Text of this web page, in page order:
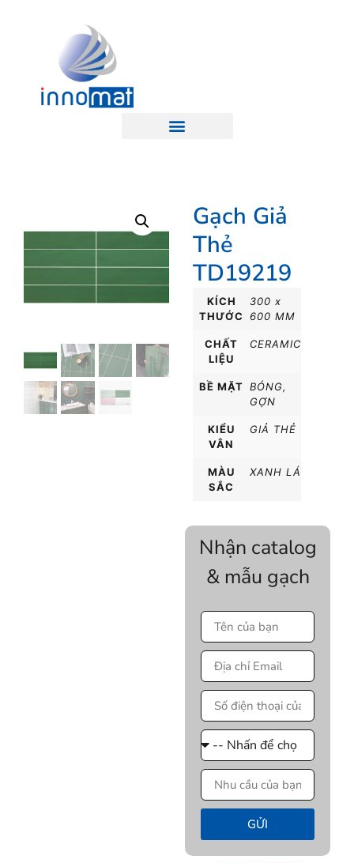
Gạch Giả
Thẻ
TD19219
KÍCH
THƯỚC
300 x
600 MM
CHẤT
LIỆU
CERAMIC
BỀ MẶT BÓNG,
GỢN
KIỂU
VÂN
GIẢ THẺ
MÀU
SẮC
XANH LÁ
Nhận catalog
& mẫu gạch
GỬI